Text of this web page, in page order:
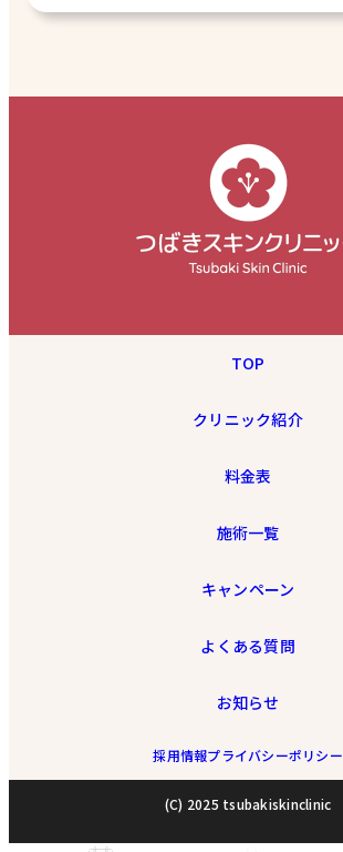
TOP
クリニック紹介
料金表
施術一覧
キャンペーン
よくある質問
お知らせ
採用情報プライバシーポリシー
(C) 2025 tsubakiskinclinic